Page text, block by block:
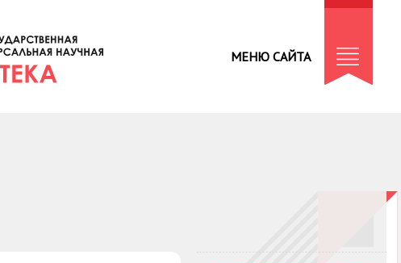
МЕНЮ САЙТА